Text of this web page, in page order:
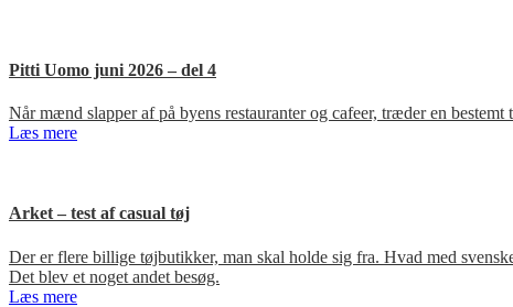
Pitti Uomo juni 2026 – del 4
Når mænd slapper af på byens restauranter og cafeer, træder en
Læs mere
Arket – test af casual tøj
Der er flere billige tøjbutikker, man skal holde sig fra. Hvad med
Det blev et noget andet besøg.
Læs mere